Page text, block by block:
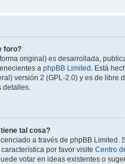
foro?
original) es desarrollada,
a phpBB Limited . Está
versión 2 (GPL-2.0) y es de libre
detalles.
tal cosa?
a través de phpBB Limited.
por favor visite Centro
votar en ideas existentes o